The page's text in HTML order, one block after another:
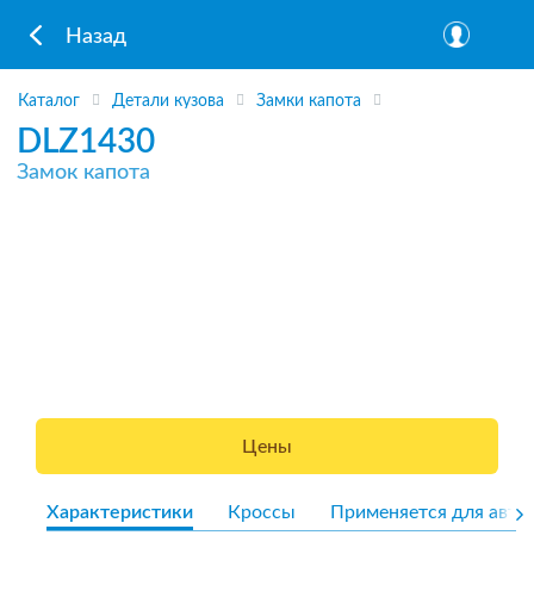
Назад
Каталог Детали кузова Замки капота
DLZ1430
Замок капота
Цены
Характеристики Кроссы Применяется для авто